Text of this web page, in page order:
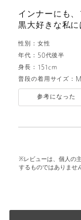
インナーにも
黒大好きな私に
性別： 女性
年代： 50代後半
身長： 151cm
普段の着用サイズ： M
参考になった
※レビューは、個人の
するものではありませ